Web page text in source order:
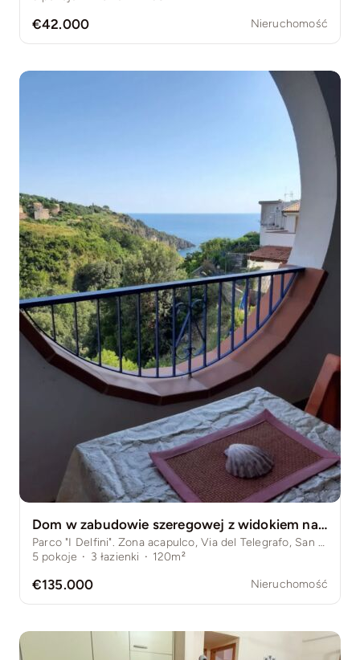
€42.000 Nieruchomość
Dom w zabudowie szeregowej z widokiem na morze – San Nicola Arcella, Kalabria
Parco "I Delfini". Zona acapulco, Via del Telegrafo, San Nicola Arcella, Prowincja Cosenza, Włochy
5 pokoje · 3 łazienki · 120m²
€135.000 Nieruchomość